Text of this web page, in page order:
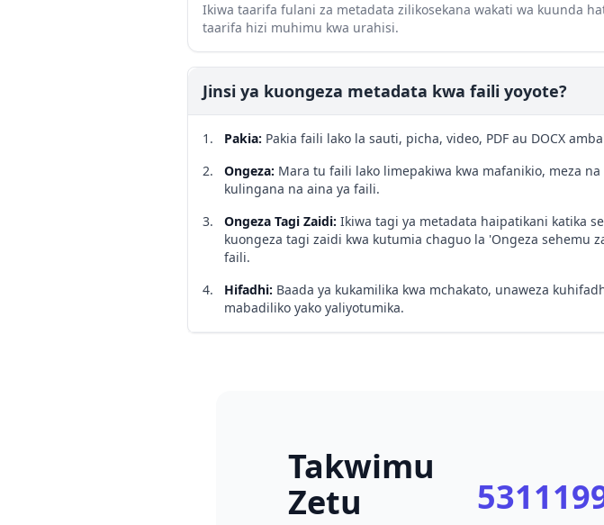
Ikiwa taarifa fulani za metadata zilikosekana wakati wa kuunda
taarifa hizi muhimu kwa urahisi.
Jinsi ya kuongeza metadata kwa faili yoyote?
Pakia: Pakia faili lako la sauti, picha, video, PDF au DOCX
Ongeza: Mara tu faili lako limepakiwa kwa mafanikio, meza
kulingana na aina ya faili.
Ongeza Tagi Zaidi: Ikiwa tagi ya metadata haipatikani katika
kuongeza tagi zaidi kwa kutumia chaguo la 'Ongeza sehemu
faili.
Hifadhi: Baada ya kukamilika kwa mchakato, unaweza
mabadiliko yako yaliyotumika.
Takwimu
Zetu